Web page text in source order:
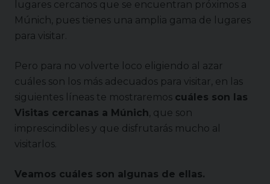
lugares cercanos que se encuentran próximos a
Múnich, pues tienes una amplia gama de lugares
para visitar.
Pero para no volverte loco eligiendo al azar
cuáles son los más adecuados para visitar, en las
siguientes líneas te mostraremos cuáles son las
Visitas cercanas a Múnich, que son
imprescindibles y que disfrutarás mucho al
visitarlos.
Veamos cuáles son algunas de ellas.